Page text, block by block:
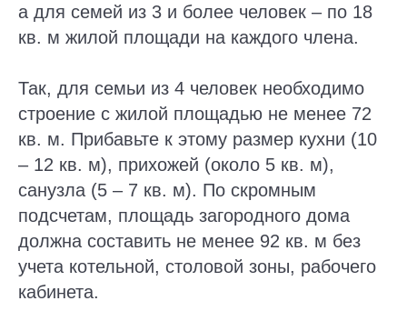
а для семей из 3 и более человек – по 18
кв. м жилой площади на каждого члена.
Так, для семьи из 4 человек необходимо
строение с жилой площадью не менее 72
кв. м. Прибавьте к этому размер кухни (10
– 12 кв. м), прихожей (около 5 кв. м),
санузла (5 – 7 кв. м). По скромным
подсчетам, площадь загородного дома
должна составить не менее 92 кв. м без
учета котельной, столовой зоны, рабочего
кабинета.